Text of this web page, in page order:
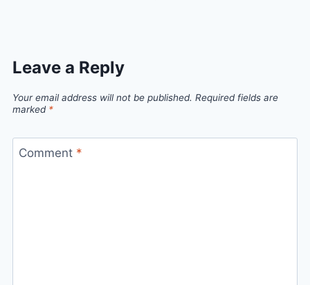
Leave a Reply
Your email address will not be published. Required fields are
marked *
Comment *